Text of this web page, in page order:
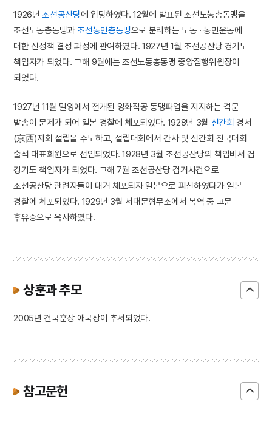
1926년 조선공산당에 입당하였다. 12월에 발표된 조선노농총동맹을
조선노동총동맹과 조선농민총동맹으로 분리하는 노동 · 농민운동에
대한 신정책 결정 과정에 관여하였다. 1927년 1월 조선공산당 경기도
책임자가 되었다. 그해 9월에는 조선노동총동맹 중앙집행위원장이
되었다.
1927년 11월 밀양에서 전개된 양화직공 동맹파업을 지지하는 격문
발송이 문제가 되어 일본 경찰에 체포되었다. 1928년 3월 신간회 경서
(京西)지회 설립을 주도하고, 설립대회에서 간사 및 신간회 전국대회
출석 대표회원으로 선임되었다. 1928년 3월 조선공산당의 책임비서 겸
경기도 책임자가 되었다. 그해 7월 조선공산당 검거사건으로
조선공산당 관련자들이 대거 체포되자 일본으로 피신하였다가 일본
경찰에 체포되었다. 1929년 3월 서대문형무소에서 복역 중 고문
후유증으로 옥사하였다.
상훈과 추모
2005년 건국훈장 애국장이 추서되었다.
참고문헌